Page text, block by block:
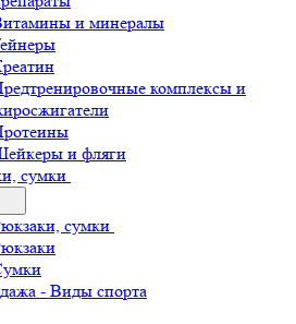
и минералы
комплексы и
и фляги
сумки
сумки
- Виды спорта